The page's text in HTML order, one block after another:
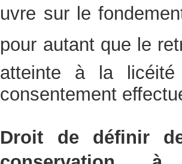
uvre sur le
pour autant que le
atteinte à la
consentement
Droit de définir